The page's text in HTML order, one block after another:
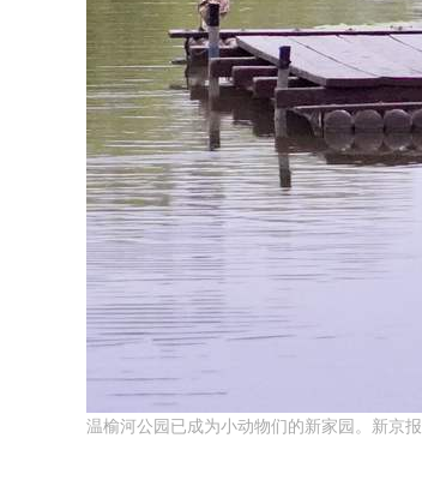
温榆河公园已成为小动物们的新家园。新京